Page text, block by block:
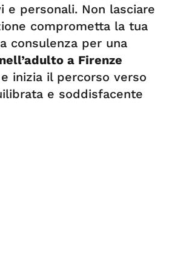
e personali. Non lasciare
comprometta la tua
consulenza per una
a Firenze
inizia il percorso verso
e soddisfacente